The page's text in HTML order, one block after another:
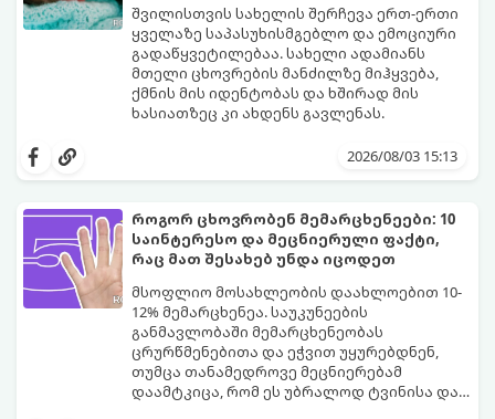
შვილისთვის სახელის შერჩევა ერთ-ერთი
ყველაზე საპასუხისმგებლო და ემოციური
გადაწყვეტილებაა. სახელი ადამიანს
მთელი ცხოვრების მანძილზე მიჰყვება,
ქმნის მის იდენტობას და ხშირად მის
ხასიათზეც კი ახდენს გავლენას.
საგრძნობლად შეიცვალა: ტრადიციულ და
ჟღერად და თანამედროვე სახელებს.
2026/08/03 15:13
როგორ ცხოვრობენ მემარცხენეები: 10
საინტერესო და მეცნიერული ფაქტი,
რაც მათ შესახებ უნდა იცოდეთ
მსოფლიო მოსახლეობის დაახლოებით 10-
12% მემარცხენეა. საუკუნეების
განმავლობაში მემარცხენეობას
ცრურწმენებითა და ეჭვით უყურებდნენ,
თუმცა თანამედროვე მეცნიერებამ
დაამტკიცა, რომ ეს უბრალოდ ტვინისა და